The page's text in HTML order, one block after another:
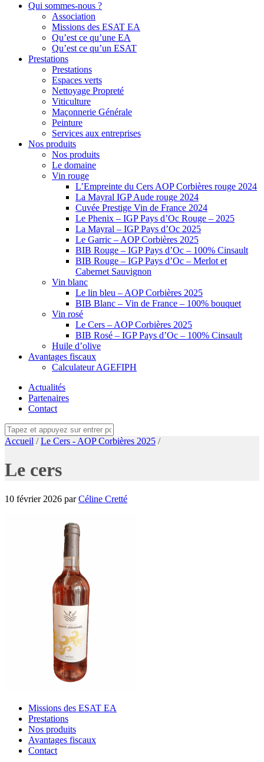
Qui sommes-nous ?
Association
Missions des ESAT EA
Qu’est ce qu’une EA
Qu’est ce qu’un ESAT
Prestations
Prestations
Espaces verts
Nettoyage Propreté
Viticulture
Maçonnerie Générale
Peinture
Services aux entreprises
Nos produits
Nos produits
Le domaine
Vin rouge
L’Empreinte du Cers AOP Corbières rouge 2024
La Mayral IGP Aude rouge 2024
Cuvée Prestige Vin de France 2024
Le Phenix – IGP Pays d’Oc Rouge – 2025
La Mayral – IGP Pays d’Oc 2025
Le Garric – AOP Corbières 2025
BIB Rouge – IGP Pays d’Oc – 100% Cinsault
BIB Rouge – IGP Pays d’Oc – Merlot et
Cabernet Sauvignon
Vin blanc
Le lin bleu – AOP Corbières 2025
BIB Blanc – Vin de France – 100% bouquet
Vin rosé
Le Cers – AOP Corbières 2025
BIB Rosé – IGP Pays d’Oc – 100% Cinsault
Huile d’olive
Avantages fiscaux
Calculateur AGEFIPH
Actualités
Partenaires
Contact
Accueil /Le Cers - AOP Corbières 2025 /
Le cers
10 février 2026 parCéline Cretté
Missions des ESAT EA
Prestations
Nos produits
Avantages fiscaux
Contact